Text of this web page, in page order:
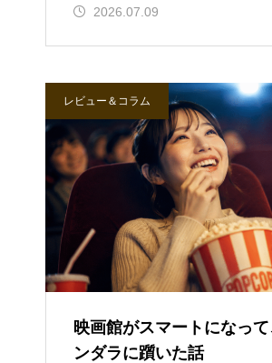
2026.07.09
レビュー＆コラム
映画館がスマートになっ
ンダラに躓いた話